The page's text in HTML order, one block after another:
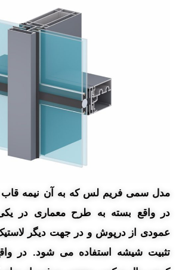
مدل سمی فریم لس که به آن نیمه
در واقع بسته به طرح معماری در
عمودی از درپوش و در جهت دیگر
تثبیت شیشه استفاده می شود. در